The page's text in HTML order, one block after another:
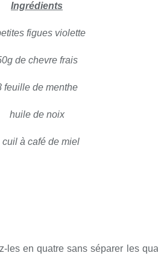
Ingrédients
figues violette
de chevre frais
feuille de menthe
huile de noix
cuil à café de miel
les en quatre sans séparer les